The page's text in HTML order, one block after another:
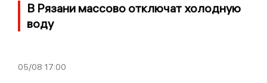
В Рязани массово отключат холодную
воду
05/08 17:00